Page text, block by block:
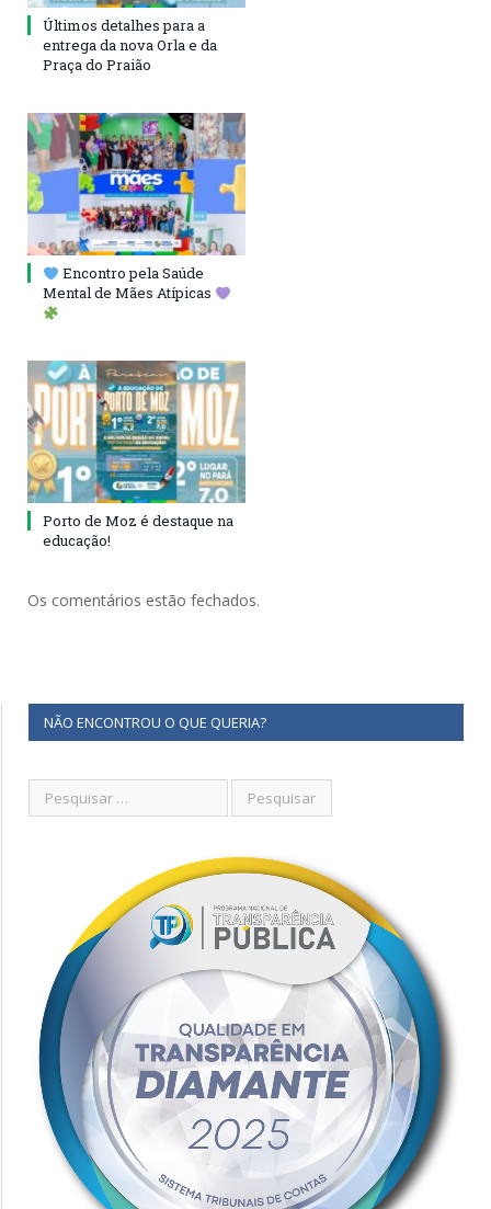
Últimos detalhes para a
entrega da nova Orla e da
Praça do Praião
Encontro pela Saúde
Mental de Mães Atípicas
Porto de Moz é destaque na
educação!
Os comentários estão fechados.
NÃO ENCONTROU O QUE QUERIA?